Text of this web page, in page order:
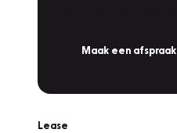
Maak een afspraak
Lease